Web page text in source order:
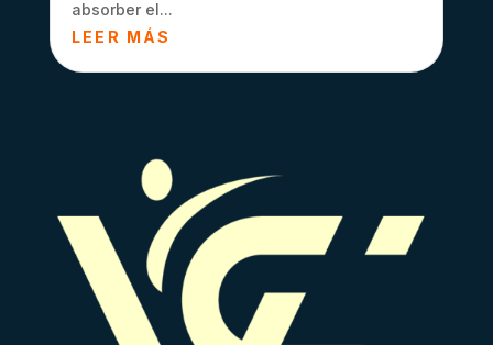
absorber el...
LEER MÁS